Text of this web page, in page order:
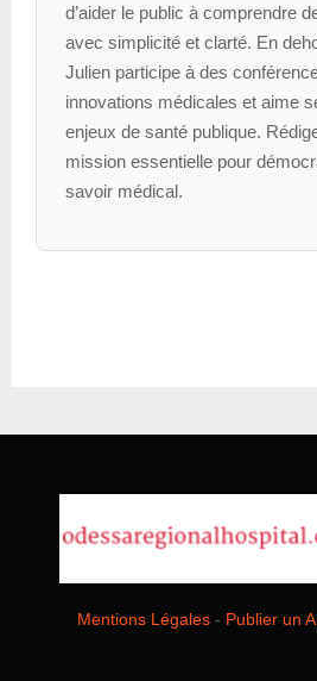
d’aider le public à comprendre
avec simplicité et clarté. En
Julien participe à des
innovations médicales et aime
enjeux de santé publique.
mission essentielle pour
savoir médical.
Mentions Légales - Publier un